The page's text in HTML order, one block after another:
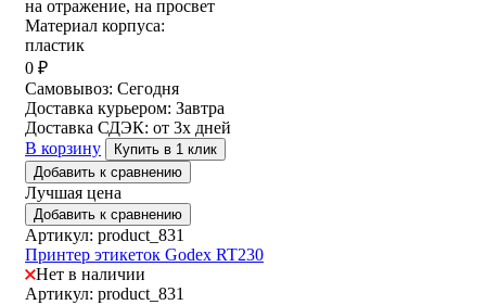
на отражение, на просвет
Материал корпуса:
пластик
0 ₽
Самовывоз: Сегодня
Доставка курьером: Завтра
Доставка СДЭК: от 3х дней
В корзину
Купить в 1 клик
Добавить к сравнению
Лучшая цена
Добавить к сравнению
Артикул: product_831
Принтер этикеток Godex RT230
Нет в наличии
Артикул: product_831